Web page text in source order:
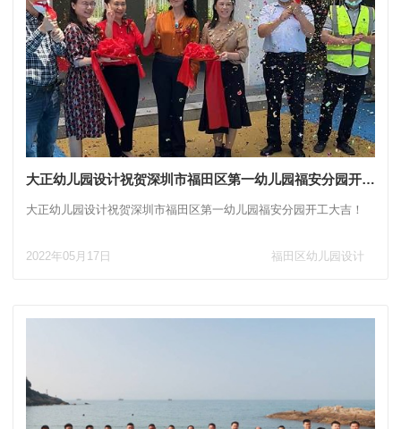
大正幼儿园设计祝贺深圳市福田区第一幼儿园福安分园开工大吉！
大正幼儿园设计祝贺深圳市福田区第一幼儿园福安分园开工大吉！
2022年05月17日 福田区幼儿园设计